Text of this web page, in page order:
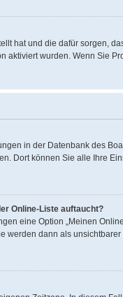
hat und die dafür sorgen,
aktiviert wurden. Wenn Sie
in der Datenbank des
Dort können Sie alle Ihre
Online-Liste auftaucht?
eine Option „Meinen
werden dann als